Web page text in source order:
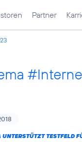
Partner
UNTERSTÜTZT TESTFELD